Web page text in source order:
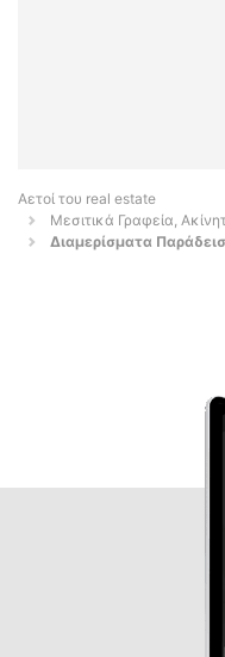
Αετοί του real estate
Μεσιτικά Γραφεία,
Διαμερίσματα